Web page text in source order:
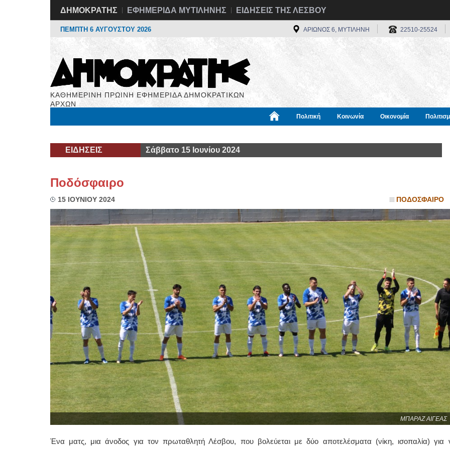
ΔΗΜΟΚΡΑΤΗΣ ΕΦΗΜΕΡΙΔΑ ΜΥΤΙΛΗΝΗΣ ΕΙΔΗΣΕΙΣ ΤΗΣ ΛΕΣΒΟΥ
ΠΕΜΠΤΗ 6 ΑΥΓΟΥΣΤΟΥ 2026 ΑΡΙΩΝΟΣ 6, ΜΥΤΙΛΗΝΗ 22510-25524
ΚΑΘΗΜΕΡΙΝΗ ΠΡΩΙΝΗ ΕΦΗΜΕΡΙΔΑ ΔΗΜΟΚΡΑΤΙΚΩΝ
ΑΡΧΩΝ
Πολιτική Κοινωνία Οικονομία
ΕΙΔΗΣΕΙΣ Σάββατο 15 Ιουνίου 2024
Ποδόσφαιρο
15 ΙΟΥΝΙΟΥ 2024 ΠΟΔΟΣΦΑΙΡΟ
ΜΠΑΡΑΖ ΑΙΓΕΑΣ
Ένα ματς, μια άνοδος για τον πρωταθλητή Λέσβου, που βολεύεται με δύο αποτελέσματα (νίκη, ισοπαλία) για